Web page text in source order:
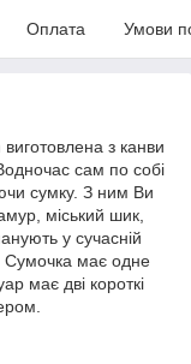
Оплата Умови
з канви
сам по собі
сумку. З ним Ви
міський шик,
у сучасній
Сумочка має одне
має дві короткі